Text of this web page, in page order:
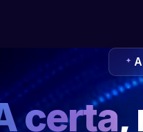
certa,